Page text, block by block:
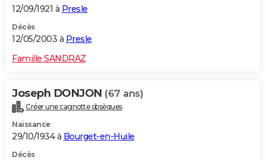
12/09/1921 à Presle
Décès
12/05/2003 à Presle
Famille SANDRAZ
Joseph DONJON (67 ans)
Créer une cagnotte obsèques
Naissance
29/10/1934 à Bourget-en-Huile
Décès